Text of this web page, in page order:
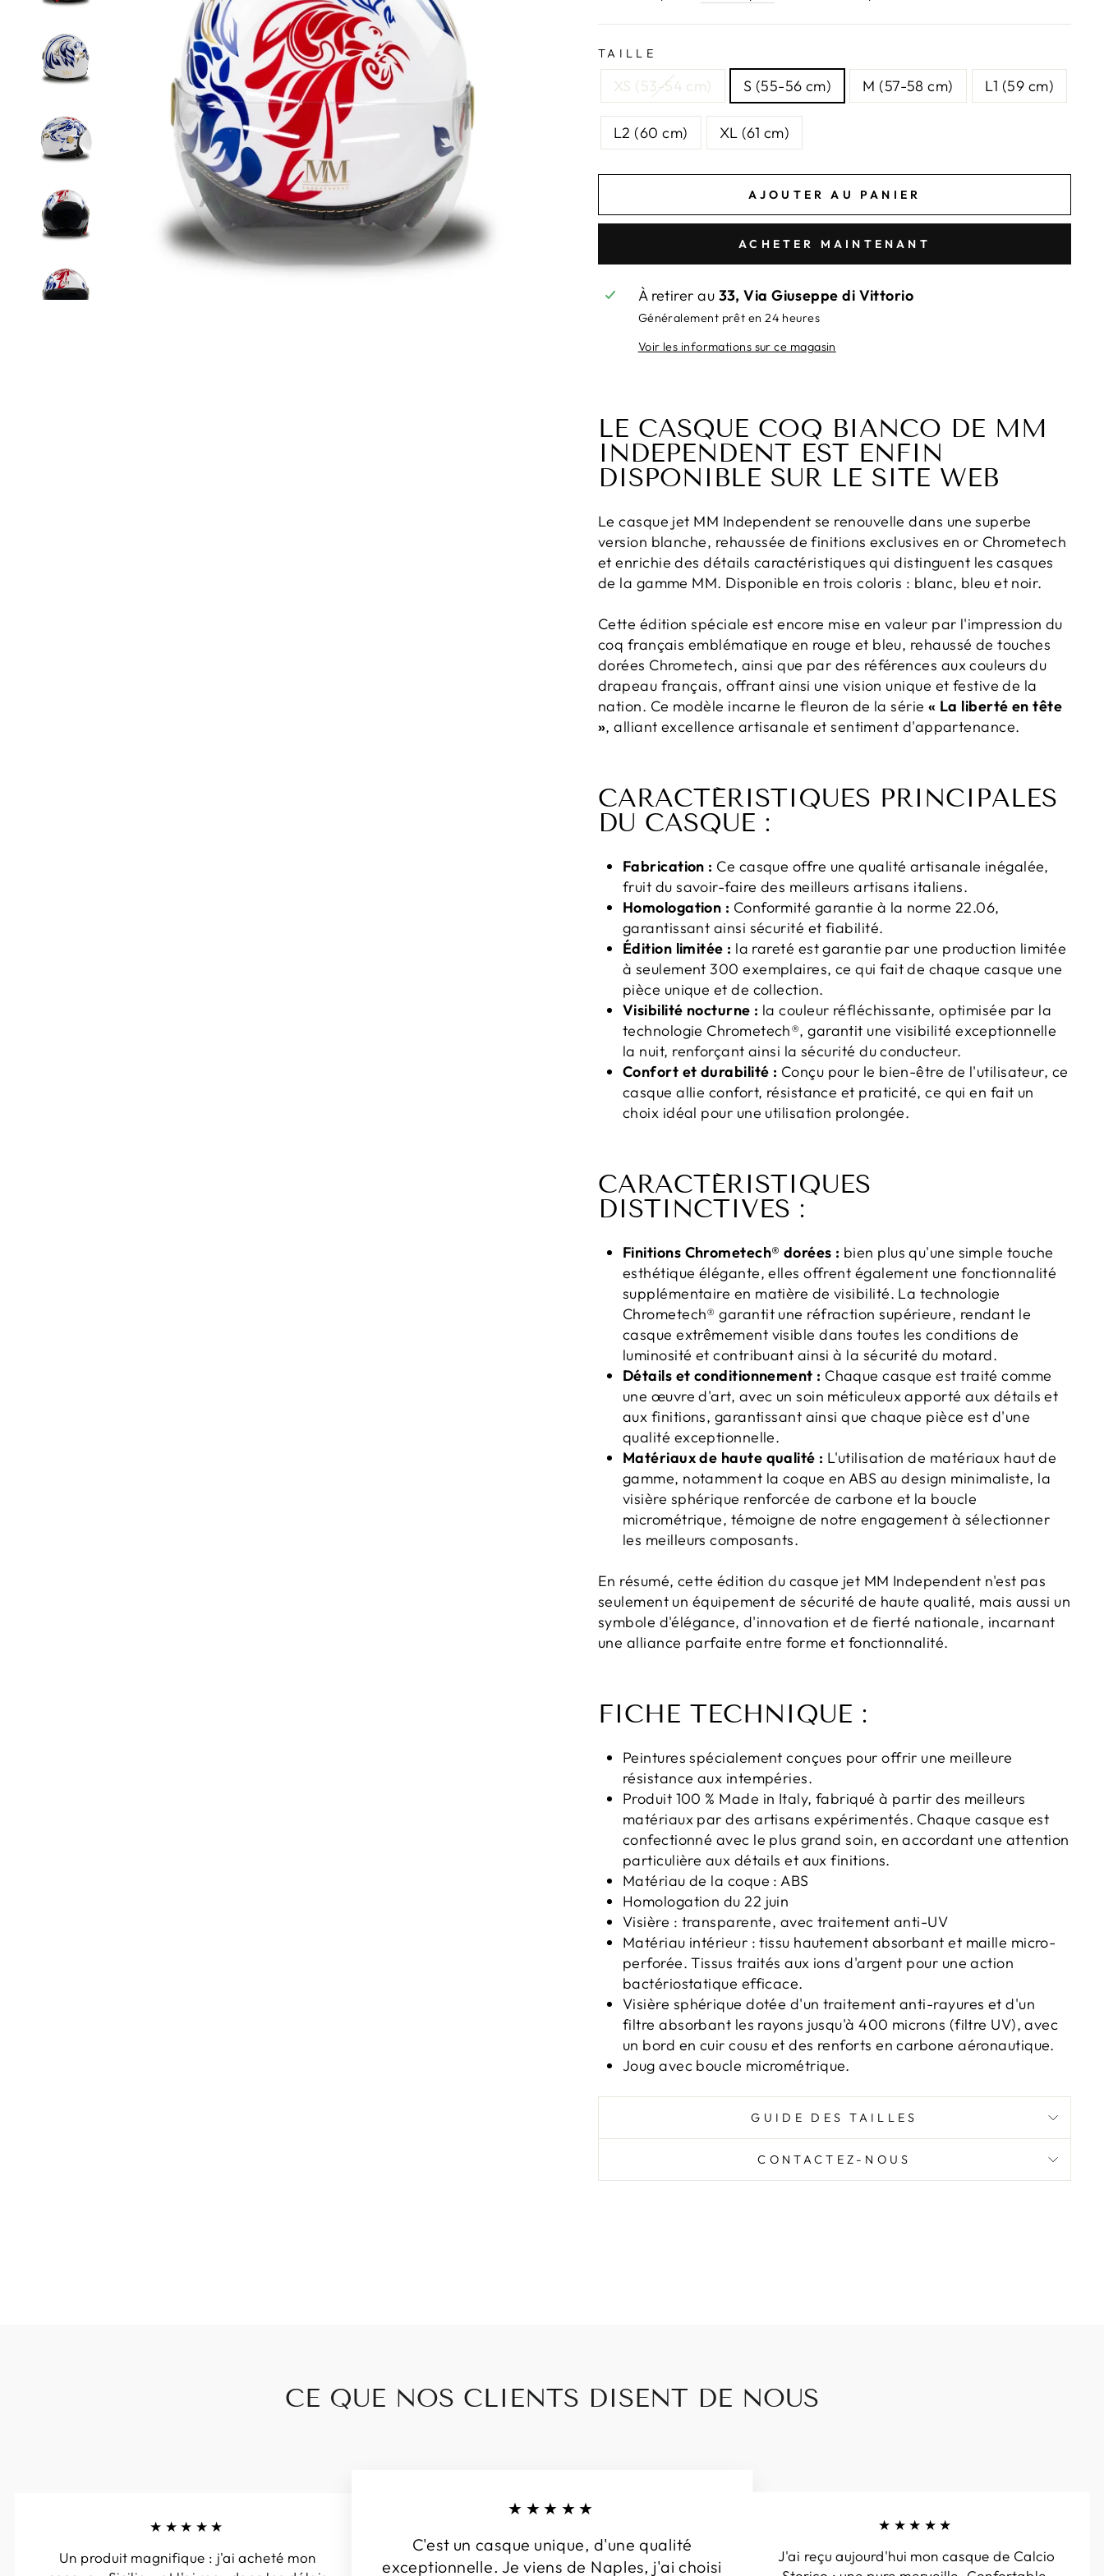
TAILLE
XS (53-54 cm) S (55-56 cm) M (57-58 cm) L1 (59 cm)
L2 (60 cm) XL (61 cm)
AJOUTER AU PANIER
ACHETER MAINTENANT
À retirer au 33, Via Giuseppe di Vittorio
Généralement prêt en 24 heures
Voir les informations sur ce magasin
LE CASQUE COQ BIANCO DE MM
INDEPENDENT EST ENFIN
DISPONIBLE SUR LE SITE WEB
Le casque jet MM Independent se renouvelle dans une superbe
version blanche, rehaussée de finitions exclusives en or Chrometech
et enrichie des détails caractéristiques qui distinguent les casques
de la gamme MM. Disponible en trois coloris : blanc, bleu et noir.
Cette édition spéciale est encore mise en valeur par l'impression du
coq français emblématique en rouge et bleu, rehaussé de touches
dorées Chrometech, ainsi que par des références aux couleurs du
drapeau français, offrant ainsi une vision unique et festive de la
nation. Ce modèle incarne le fleuron de la série« La liberté en tête
», alliant excellence artisanale et sentiment d'appartenance.
CARACTÉRISTIQUES PRINCIPALES
DU CASQUE :
Fabrication : Ce casque offre une qualité artisanale inégalée,
fruit du savoir-faire des meilleurs artisans italiens.
Homologation : Conformité garantie à la norme 22.06,
garantissant ainsi sécurité et fiabilité.
Édition limitée : la rareté est garantie par une production limitée
à seulement 300 exemplaires, ce qui fait de chaque casque une
pièce unique et de collection.
Visibilité nocturne : la couleur réfléchissante, optimisée par la
technologie Chrometech®, garantit une visibilité exceptionnelle
la nuit, renforçant ainsi la sécurité du conducteur.
Confort et durabilité : Conçu pour le bien-être de l'utilisateur, ce
casque allie confort, résistance et praticité, ce qui en fait un
choix idéal pour une utilisation prolongée.
CARACTÉRISTIQUES
DISTINCTIVES :
Finitions Chrometech® dorées : bien plus qu'une simple touche
esthétique élégante, elles offrent également une fonctionnalité
supplémentaire en matière de visibilité. La technologie
Chrometech® garantit une réfraction supérieure, rendant le
casque extrêmement visible dans toutes les conditions de
luminosité et contribuant ainsi à la sécurité du motard.
Détails et conditionnement : Chaque casque est traité comme
une œuvre d'art, avec un soin méticuleux apporté aux détails et
aux finitions, garantissant ainsi que chaque pièce est d'une
qualité exceptionnelle.
Matériaux de haute qualité : L'utilisation de matériaux haut de
gamme, notamment la coque en ABS au design minimaliste, la
visière sphérique renforcée de carbone et la boucle
micrométrique, témoigne de notre engagement à sélectionner
les meilleurs composants.
En résumé, cette édition du casque jet MM Independent n'est pas
seulement un équipement de sécurité de haute qualité, mais aussi un
symbole d'élégance, d'innovation et de fierté nationale, incarnant
une alliance parfaite entre forme et fonctionnalité.
FICHE TECHNIQUE :
Peintures spécialement conçues pour offrir une meilleure
résistance aux intempéries.
Produit 100 % Made in Italy, fabriqué à partir des meilleurs
matériaux par des artisans expérimentés. Chaque casque est
confectionné avec le plus grand soin, en accordant une attention
particulière aux détails et aux finitions.
Matériau de la coque : ABS
Homologation du 22 juin
Visière : transparente, avec traitement anti-UV
Matériau intérieur : tissu hautement absorbant et maille micro-
perforée. Tissus traités aux ions d'argent pour une action
bactériostatique efficace.
Visière sphérique dotée d'un traitement anti-rayures et d'un
filtre absorbant les rayons jusqu'à 400 microns (filtre UV), avec
un bord en cuir cousu et des renforts en carbone aéronautique.
Joug avec boucle micrométrique.
GUIDE DES TAILLES
CONTACTEZ-NOUS
CE QUE NOS CLIENTS DISENT DE NOUS
★★★★★
Un produit magnifique : j'ai acheté mon
★★★★★
C'est un casque unique, d'une qualité
exceptionnelle. Je viens de Naples, j'ai choisi
★★★★★
J'ai reçu aujourd'hui mon casque de Calcio